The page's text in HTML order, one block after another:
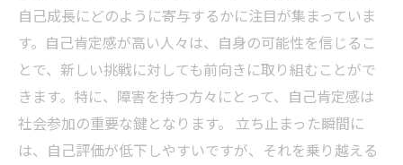
自己成長にどのように寄与するかに注目が集まっていま
す。自己肯定感が高い人々は、自身の可能性を信じるこ
とで、新しい挑戦に対しても前向きに取り組むことがで
きます。特に、障害を持つ方々にとって、自己肯定感は
社会参加の重要な鍵となります。 立ち止まった瞬間に
は、自己評価が低下しやすいですが、それを乗り越える